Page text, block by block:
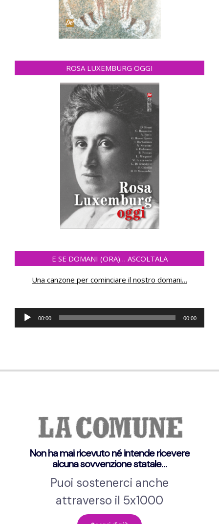
ROSA LUXEMBURG OGGI
E SE DOMANI (ORA)… ASCOLTALA
Una canzone per cominciare il nostro domani…
Audio
Player
00:00 00:00
Non ha mai ricevuto né intende ricevere
alcuna sovvenzione statale…
Puoi sostenerci anche
attraverso il 5x1000